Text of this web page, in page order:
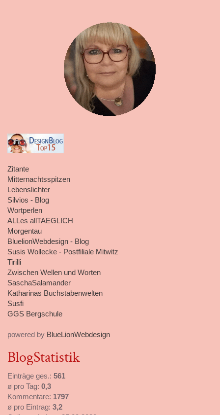
Zitante
Mitternachtsspitzen
Lebenslichter
Silvios - Blog
Wortperlen
ALLes allTAEGLICH
Morgentau
BluelionWebdesign - Blog
Susis Wollecke - Postfiliale Mitwitz
Tirilli
Zwischen Wellen und Worten
SaschaSalamander
Katharinas Buchstabenwelten
Susfi
GGS Bergschule
powered by BlueLionWebdesign
BlogStatistik
Einträge ges.: 561
ø pro Tag: 0,3
Kommentare: 1797
ø pro Eintrag: 3,2